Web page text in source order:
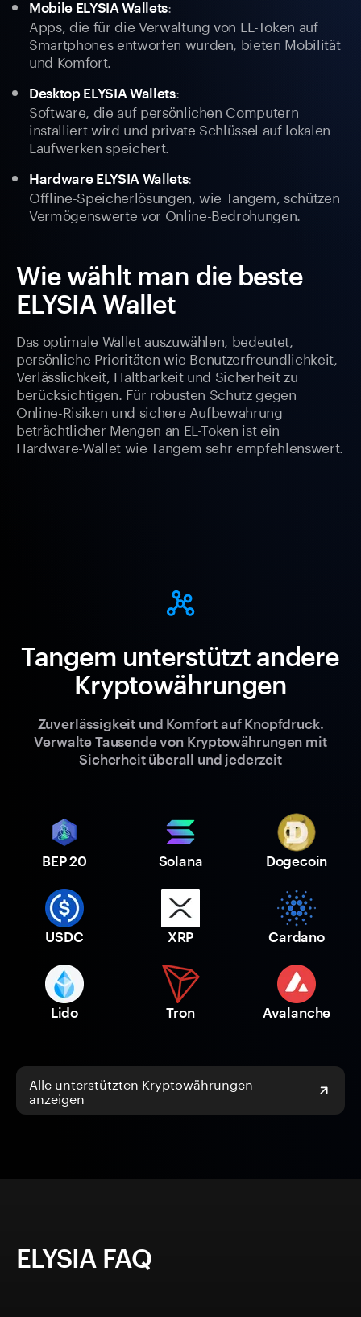
Mobile ELYSIA Wallets:
Apps, die für die Verwaltung von EL-Token auf
Smartphones entworfen wurden, bieten Mobilität
und Komfort.
Desktop ELYSIA Wallets:
Software, die auf persönlichen Computern
installiert wird und private Schlüssel auf lokalen
Laufwerken speichert.
Hardware ELYSIA Wallets:
Offline-Speicherlösungen, wie Tangem, schützen
Vermögenswerte vor Online-Bedrohungen.
Wie wählt man die beste
ELYSIA Wallet
Das optimale Wallet auszuwählen, bedeutet,
persönliche Prioritäten wie Benutzerfreundlichkeit,
Verlässlichkeit, Haltbarkeit und Sicherheit zu
berücksichtigen. Für robusten Schutz gegen
Online-Risiken und sichere Aufbewahrung
beträchtlicher Mengen an EL-Token ist ein
Hardware-Wallet wie Tangem sehr empfehlenswert.
Tangem unterstützt andere
Kryptowährungen
Zuverlässigkeit und Komfort auf Knopfdruck.
Verwalte Tausende von Kryptowährungen mit
Sicherheit überall und jederzeit
BEP 20 Solana Dogecoin
USDC XRP Cardano
Lido Tron Avalanche
Alle unterstützten Kryptowährungen
anzeigen
ELYSIA FAQ